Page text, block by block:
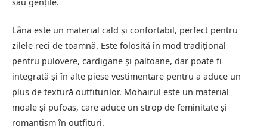
Lâna este un material cald și confortabil, perfect pentru
zilele reci de toamnă. Este folosită în mod tradițional
pentru pulovere, cardigane și paltoane, dar poate fi
integrată și în alte piese vestimentare pentru a aduce un
plus de textură outfiturilor. Mohairul este un material
moale și pufoas, care aduce un strop de feminitate și
romantism în outfituri.